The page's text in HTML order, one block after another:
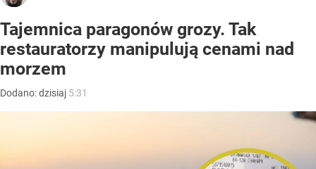
Tajemnica paragonów grozy. Tak
restauratorzy manipulują cenami nad
morzem
Dodano:dzisiaj 5:31